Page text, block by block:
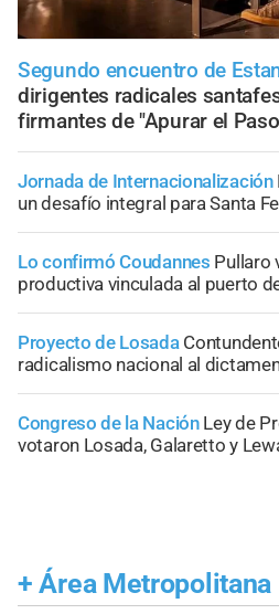
Segundo encuentro de
dirigentes radicales
firmantes de "Apurar el
Jornada de Internacionalización
un desafío integral para Santa
Lo confirmó Coudannes Pullaro
productiva vinculada al puerto
Proyecto de Losada
radicalismo nacional al
Congreso de la Nación Ley de
votaron Losada, Galaretto y
+ Área Metropolitana